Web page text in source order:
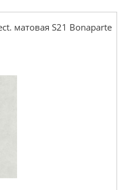
матовая S21 Bonaparte